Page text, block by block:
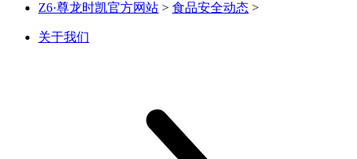
Z6·尊龙时凯官方网站 > 食品安全动态 >
关于我们